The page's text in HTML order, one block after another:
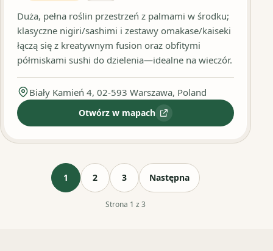
Duża, pełna roślin przestrzeń z palmami w środku;
klasyczne nigiri/sashimi i zestawy omakase/kaiseki
łączą się z kreatywnym fusion oraz obfitymi
półmiskami sushi do dzielenia—idealne na wieczór.
Biały Kamień 4, 02-593 Warszawa, Poland
Otwórz w mapach
:Izumi Sushi Biały Kamień
1 2 3 Następna
Strona 1 z 3